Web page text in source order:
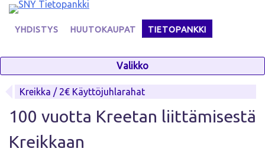
Skip
contentYHDISTYS HUUTOKAUPAT TIETOPANKKI
Valikko
Kreikka / 2€ Käyttöjuhlarahat
100 vuotta Kreetan liittämisestä
Kreikkaan